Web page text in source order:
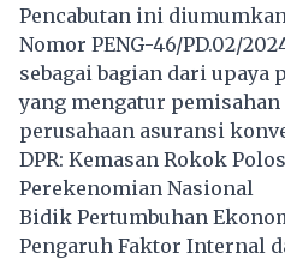
Pencabutan ini
Nomor PENG-46/PD.02/
sebagai bagian dari upaya
yang mengatur
perusahaan asuransi
DPR: Kemasan Rokok
Perekenomian Nasional
Bidik Pertumbuhan
Pengaruh Faktor Internal